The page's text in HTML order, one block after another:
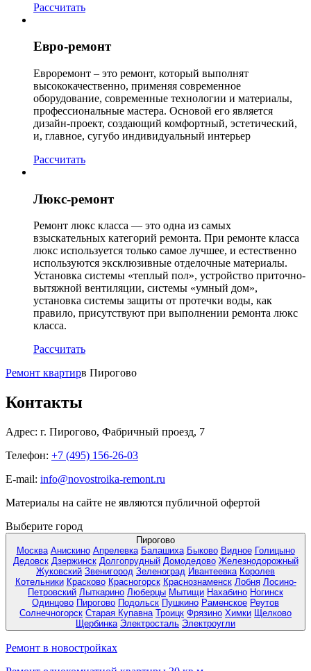
Рассчитать
Евро-ремонт
Евроремонт – это ремонт, который выполнят
высококачественно, применяя современное
оборудование, современные технологии и материалы,
профессиональные мастера. Основой его является
дизайн-проект, создающий комфортный, эстетический,
и, главное, сугубо индивидуальный интерьер
Рассчитать
Люкс-ремонт
Ремонт люкс класса — это одна из самых
взыскательных категорий ремонта. При ремонте класса
люкс используется только самое лучшее, и естественно
используются эксклюзивные отделочные материалы.
Установка системы «теплый пол», устройство приточно-
вытяжной вентиляции, системы «умный дом»,
установка системы защиты от протечки воды, как
правило, присутствуют при выполнении ремонта люкс
класса.
Рассчитать
Ремонт квартирв Пирогово
Контакты
Адрес: г. Пирогово, Фабричный проезд, 7
Телефон: +7 (495) 156-26-03
E-mail: info@novostroika-remont.ru
Материалы на сайте не являются публичной офертой
Выберите город
Пирогово
Москва Анискино Апрелевка Балашиха Быково Видное Голицыно
Дедовск Дзержинск Долгопрудный Домодедово Железнодорожный
Жуковский Звенигород Зеленоград Ивантеевка Королев
Котельники Красково Красногорск Краснознаменск Лобня Лосино-
Петровский Лыткарино Люберцы Мытищи Нахабино Ногинск
Одинцово Пирогово Подольск Пушкино Раменское Реутов
Солнечногорск Старая Купавна Троицк Фрязино Химки Щелково
Щербинка Электросталь Электроугли
Ремонт в новостройках